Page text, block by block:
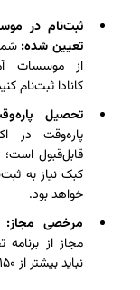
ثبت‌نام در
تعیین شده:
کانادا ثبت‌نام
تحصیل
پاره‌وقت در
قابل‌قبول است؛
کبک نیاز به
خواهد بود.
مرخصی مجاز:
مجاز از
نباید بیشتر از ۱۵۰ روز باشد.